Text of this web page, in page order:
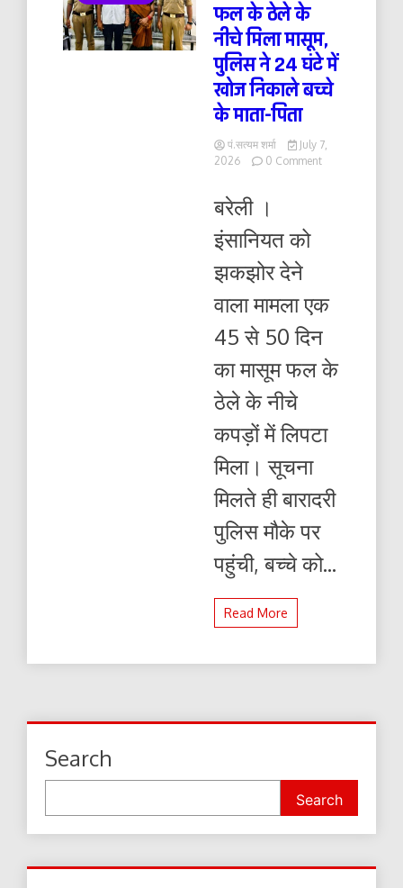
फल के ठेले के
नीचे मिला मासूम,
पुलिस ने 24 घंटे में
खोज निकाले बच्चे
के माता-पिता
पं.सत्यम शर्मा
July 7,
2026
0 Commenton
ने
में
खोज
माता-
बरेली ।
इंसानियत को
झकझोर देने
वाला मामला एक
45 से 50 दिन
का मासूम फल के
ठेले के नीचे
कपड़ों में लिपटा
मिला। सूचना
मिलते ही बारादरी
पुलिस मौके पर
पहुंची, बच्चे को...
Read More
Search
Search